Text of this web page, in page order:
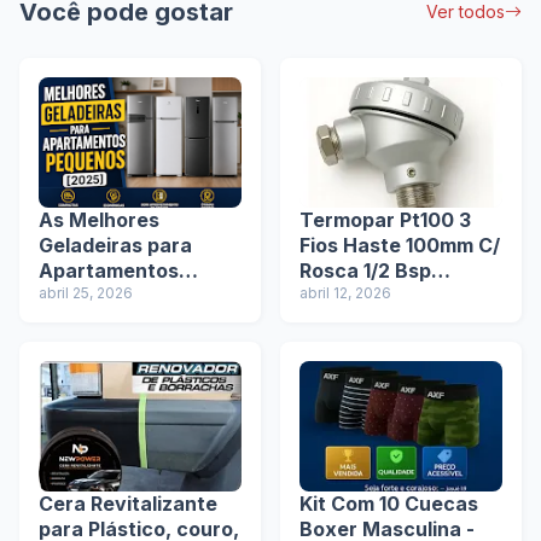
Você pode gostar Ver todos
As Melhores
Geladeiras para
Apartamentos
Pequenos em
abril 25, 2026
Termopar Pt100 3
Fios Haste 100mm C/
Rosca 1/2 Bsp
Cabeçote: Tudo
abril 12, 2026
Cera Revitalizante
para Plástico, couro,
Kit Com 10 Cuecas
Boxer Masculina -